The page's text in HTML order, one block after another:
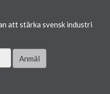
att stärka svensk industri
Anmäl